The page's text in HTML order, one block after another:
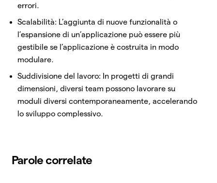
errori.
Scalabilità: L’aggiunta di nuove funzionalità o
l’espansione di un’applicazione può essere più
gestibile se l’applicazione è costruita in modo
modulare.
Suddivisione del lavoro: In progetti di grandi
dimensioni, diversi team possono lavorare su
moduli diversi contemporaneamente, accelerando
lo sviluppo complessivo.
Parole correlate